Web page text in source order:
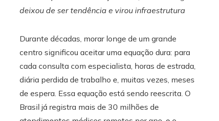
deixou de ser tendência e virou infraestrutura
Durante décadas, morar longe de um grande
centro significou aceitar uma equação dura: para
cada consulta com especialista, horas de estrada,
diária perdida de trabalho e, muitas vezes, meses
de espera. Essa equação está sendo reescrita. O
Brasil já registra mais de 30 milhões de